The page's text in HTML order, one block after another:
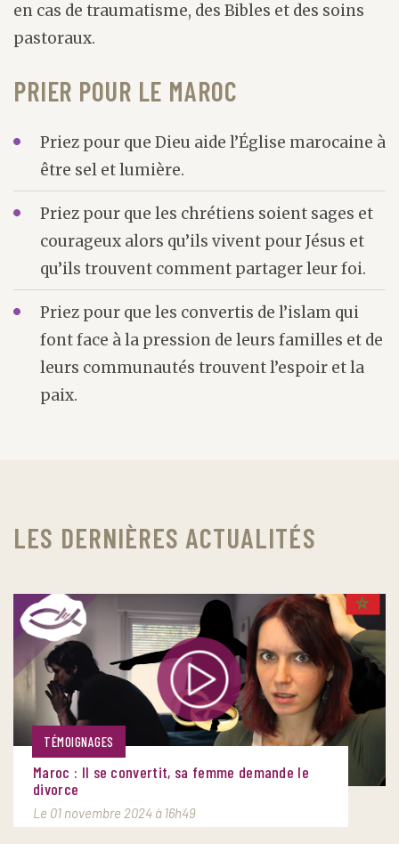
en cas de traumatisme, des Bibles et des soins
pastoraux.
PRIER POUR LE MAROC
Priez pour que Dieu aide l’Église marocaine à
être sel et lumière.
Priez pour que les chrétiens soient sages et
courageux alors qu’ils vivent pour Jésus et
qu’ils trouvent comment partager leur foi.
Priez pour que les convertis de l’islam qui
font face à la pression de leurs familles et de
leurs communautés trouvent l’espoir et la
paix.
LES DERNIÈRES ACTUALITÉS
TÉMOIGNAGES
Maroc : Il se convertit, sa femme demande le
divorce
Le 01 novembre 2024 à 16h49